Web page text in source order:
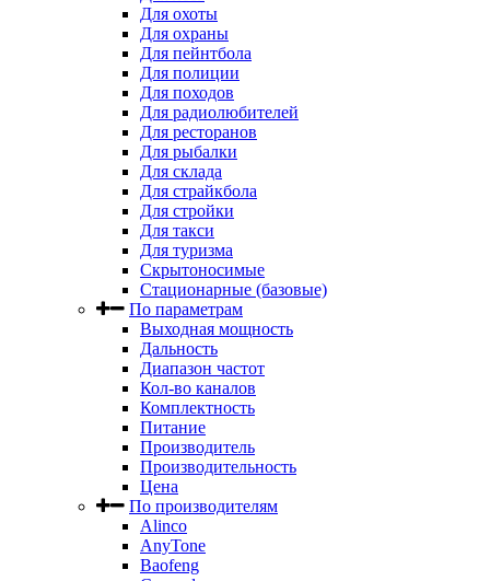
Для охоты
Для охраны
Для пейнтбола
Для полиции
Для походов
Для радиолюбителей
Для ресторанов
Для рыбалки
Для склада
Для страйкбола
Для стройки
Для такси
Для туризма
Скрытоносимые
Стационарные (базовые)
По параметрам
Выходная мощность
Дальность
Диапазон частот
Кол-во каналов
Комплектность
Питание
Производитель
Производительность
Цена
По производителям
Alinco
AnyTone
Baofeng